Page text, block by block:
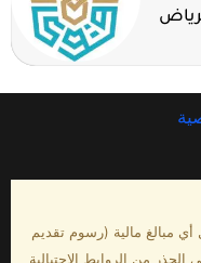
مبالغ مالية (رسوم تقديم
من الروابط الاحتيالية